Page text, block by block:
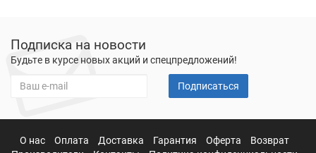
Подписка на новости
Будьте в курсе новых акций и спецпредложений!
Подписаться
О нас Оплата Доставка Гарантия Оферта
Возврат